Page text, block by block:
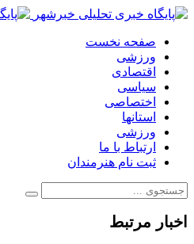
صفحه نخست
ورزشی
اقتصادی
سیاسی
اختصاصی
استانها
ورزشی
ارتباط با ما
ثبت نام هنرمندان
اخبار مرتبط